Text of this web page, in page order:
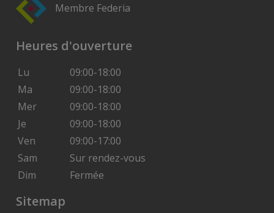
Membre Federia
Heures d'ouverture
Lu
09:00-18:00
Ma
09:00-18:00
Mer
09:00-18:00
Je
09:00-18:00
Ven
09:00-17:00
Sam
Sur rendez-vous
Dim
Fermée
Sitemap